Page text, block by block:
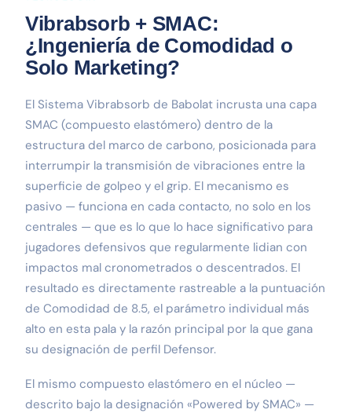
Vibrabsorb + SMAC:
¿Ingeniería de Comodidad o
Solo Marketing?
El Sistema Vibrabsorb de Babolat incrusta una capa
SMAC (compuesto elastómero) dentro de la
estructura del marco de carbono, posicionada para
interrumpir la transmisión de vibraciones entre la
superficie de golpeo y el grip. El mecanismo es
pasivo — funciona en cada contacto, no solo en los
centrales — que es lo que lo hace significativo para
jugadores defensivos que regularmente lidian con
impactos mal cronometrados o descentrados. El
resultado es directamente rastreable a la puntuación
de Comodidad de 8.5, el parámetro individual más
alto en esta pala y la razón principal por la que gana
su designación de perfil Defensor.
El mismo compuesto elastómero en el núcleo —
descrito bajo la designación «Powered by SMAC» —